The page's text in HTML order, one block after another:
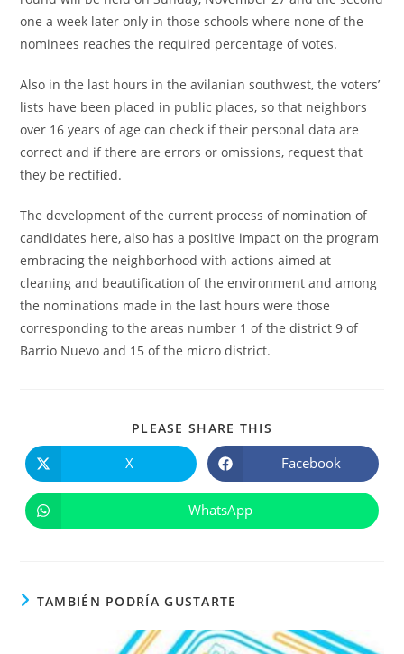
one a week later only in those schools where none of the
nominees reaches the required percentage of votes.
Also in the last hours in the avilanian southwest, the voters’
lists have been placed in public places, so that neighbors
over 16 years of age can check if their personal data are
correct and if there are errors or omissions, request that
they be rectified.
The development of the current process of nomination of
candidates here, also has a positive impact on the program
embracing the neighborhood with actions aimed at
cleaning and beautification of the environment and among
the nominations made in the last hours were those
corresponding to the areas number 1 of the district 9 of
Barrio Nuevo and 15 of the micro district.
PLEASE SHARE THIS
abre
en
ventana
X Se
abre
en
ventana
Facebook
Se
abre
WhatsApp
TAMBIÉN PODRÍA GUSTARTE